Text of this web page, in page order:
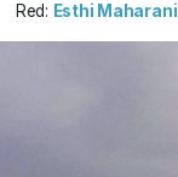
Red: Esthi Maharani